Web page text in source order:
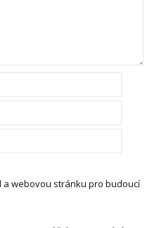
a webovou stránku pro budoucí